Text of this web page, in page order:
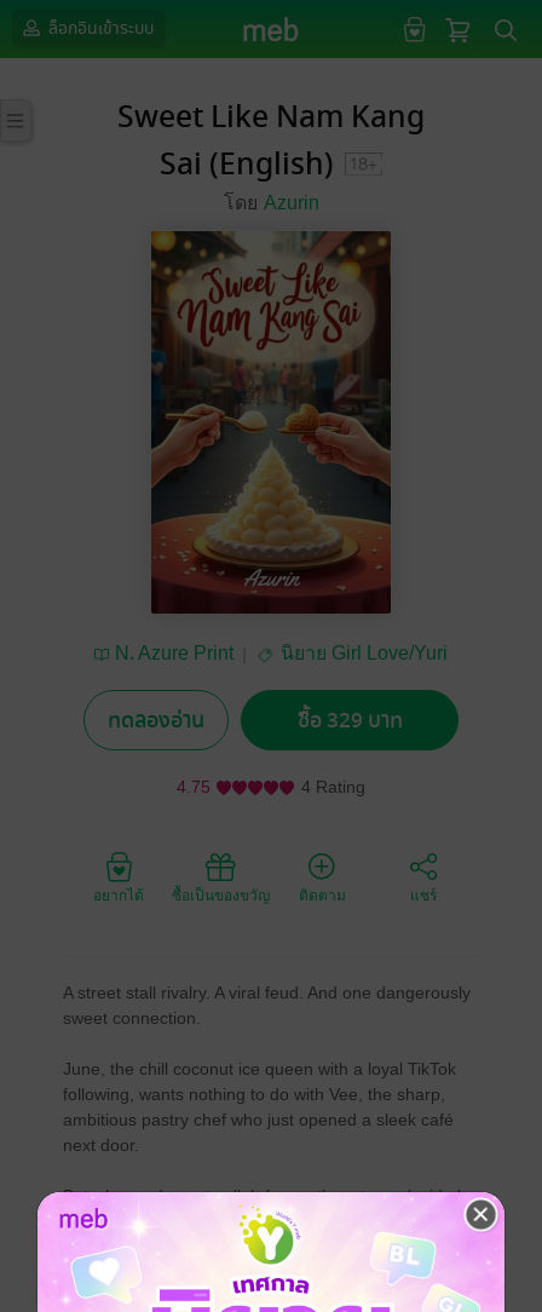
ล็อกอินเข้าระบบ
Sweet Like Nam Kang
Sai (English)
โดย Azurin
N. Azure Print นิยาย Girl Love/Yuri
ทดลองอ่าน ซื้อ 329 บาท
4.75 4 Rating
อยากได้ ซื้อเป็นของขวัญ ติดตาม แชร์
A street stall rivalry. A viral feud. And one dangerously
sweet connection.
June, the chill coconut ice queen with a loyal TikTok
following, wants nothing to do with Vee, the sharp,
ambitious pastry chef who just opened a sleek café
next door.
But when a dessert collab forces them to work side by
side, flirty fights turn into late-night sparks. And
suddenly, the line between enemies and lovers starts
to melt.